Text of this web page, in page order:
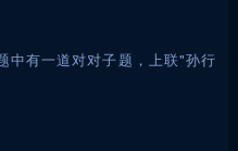
中有一道对对子题，上联"孙行